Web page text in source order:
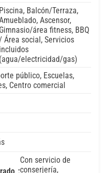
Piscina, Balcón/Terraza,
Ascensor,
Gimnasio/área fitness, BBQ
Área social, Servicios
incluidos
(agua/electricidad/gas)
público, Escuelas,
Centro comercial
Con servicio de
conserjería,